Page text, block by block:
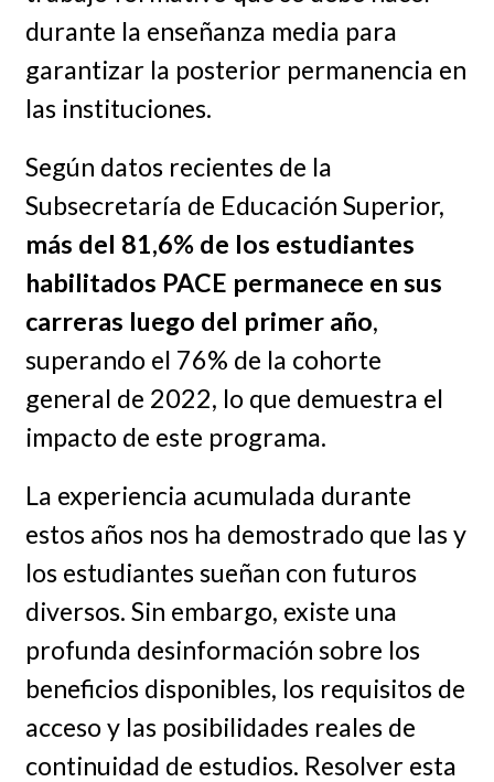
durante la enseñanza media para
garantizar la posterior permanencia en
las instituciones.
Según datos recientes de la
Subsecretaría de Educación Superior,
más del 81,6% de los estudiantes
habilitados PACE permanece en sus
carreras luego del primer año,
superando el 76% de la cohorte
general de 2022, lo que demuestra el
impacto de este programa.
La experiencia acumulada durante
estos años nos ha demostrado que las y
los estudiantes sueñan con futuros
diversos. Sin embargo, existe una
profunda desinformación sobre los
beneficios disponibles, los requisitos de
acceso y las posibilidades reales de
continuidad de estudios. Resolver esta